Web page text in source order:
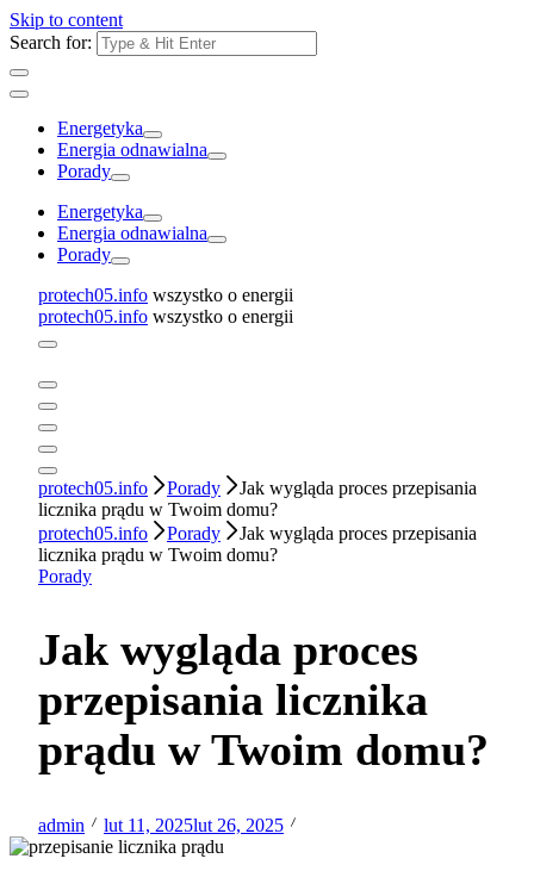
Skip to content
Search for:
Energetyka
Energia odnawialna
Porady
Energetyka
Energia odnawialna
Porady
protech05.info wszystko o energii
protech05.info wszystko o energii
protech05.info Porady
Jak wygląda proces przepisania
licznika prądu w Twoim domu?
protech05.info
Porady
Jak wygląda proces przepisania
licznika prądu w Twoim domu?
Porady
Jak wygląda proces
przepisania licznika
prądu w Twoim domu?
admin lut 11, 2025lut 26, 2025